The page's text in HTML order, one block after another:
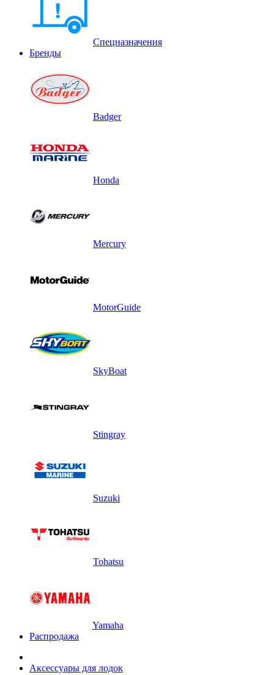
Спецназначения
Бренды
Badger
Honda
Mercury
MotorGuide
SkyBoat
Stingray
Suzuki
Tohatsu
Yamaha
Распродажа
Аксессуары для лодок